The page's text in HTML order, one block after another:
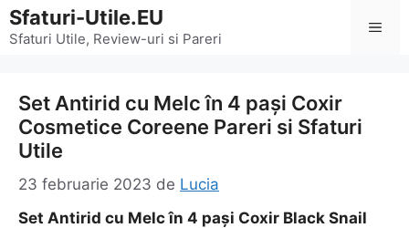
Sari
la
Sfaturi-Utile.EU
Sfaturi Utile, Review-uri si Pareri
Set Antirid cu Melc în 4 pași Coxir
Cosmetice Coreene Pareri si Sfaturi
Utile
23 februarie 2023 de Lucia
Set Antirid cu Melc în 4 pași Coxir Black Snail